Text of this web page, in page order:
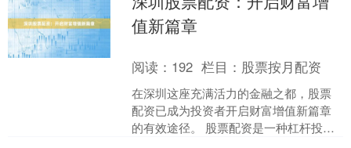
值新篇章
阅读： 192 栏目： 股票按月配资
在深圳这座充满活力的金融之都，股票
配资已成为投资者开启财富增值新篇章
的有效途径。 股票配资是一种杠杆投资